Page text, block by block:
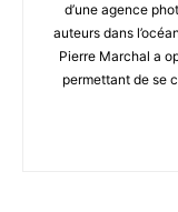
d’une agence
auteurs dans
Pierre Marchal a
permettant de se